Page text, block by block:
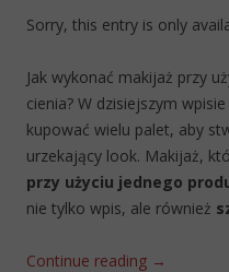
Sorry, this entry is only
Jak wykonać makijaż przy
cienia? W dzisiejszym
kupować wielu palet, aby
urzekający look. Makijaż,
przy użyciu jednego
nie tylko wpis, ale również
Continue reading →